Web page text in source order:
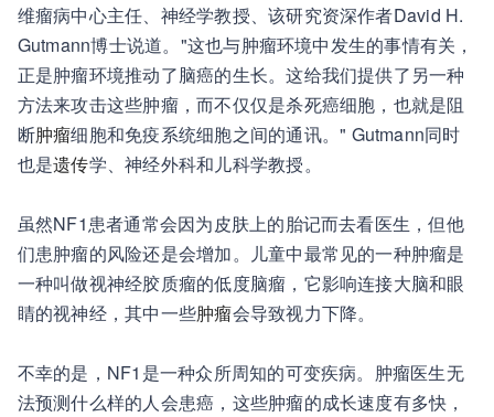
维瘤病中心主任、神经学教授、该研究资深作者David H.
Gutmann博士说道。"这也与肿瘤环境中发生的事情有关，
正是肿瘤环境推动了脑癌的生长。这给我们提供了另一种
方法来攻击这些肿瘤，而不仅仅是杀死癌细胞，也就是阻
断肿瘤细胞和免疫系统细胞之间的通讯。" Gutmann同时
也是遗传学、神经外科和儿科学教授。
虽然NF1患者通常会因为皮肤上的胎记而去看医生，但他
们患肿瘤的风险还是会增加。儿童中最常见的一种肿瘤是
一种叫做视神经胶质瘤的低度脑瘤，它影响连接大脑和眼
睛的视神经，其中一些肿瘤会导致视力下降。
不幸的是，NF1是一种众所周知的可变疾病。肿瘤医生无
法预测什么样的人会患癌，这些肿瘤的成长速度有多快，